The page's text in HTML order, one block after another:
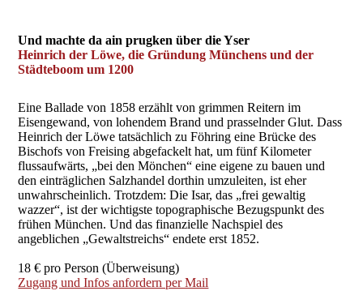
Und machte da ain prugken über die Yser
Heinrich der Löwe, die Gründung Münchens und der
Städteboom um 1200
Eine Ballade von 1858 erzählt von grimmen Reitern im
Eisengewand, von lohendem Brand und prasselnder Glut. Dass
Heinrich der Löwe tatsächlich zu Föhring eine Brücke des
Bischofs von Freising abgefackelt hat, um fünf Kilometer
flussaufwärts, „bei den Mönchen“ eine eigene zu bauen und
den einträglichen Salzhandel dorthin umzuleiten, ist eher
unwahrscheinlich. Trotzdem: Die Isar, das „frei gewaltig
wazzer“, ist der wichtigste topographische Bezugspunkt des
frühen München. Und das finanzielle Nachspiel des
angeblichen „Gewaltstreichs“ endete erst 1852.
18 € pro Person (Überweisung)
Zugang und Infos anfordern per Mail